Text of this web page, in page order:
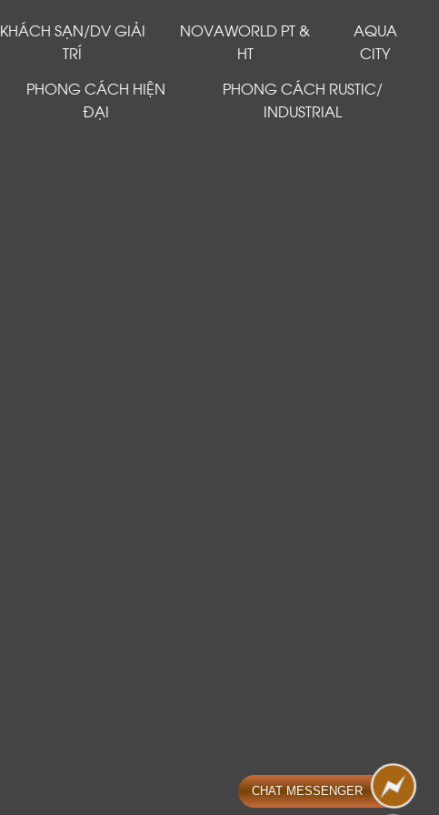
KHÁCH SẠN/DV GIẢI
TRÍ
NOVAWORLD PT &
HT
AQUA
CITY
PHONG CÁCH HIỆN
ĐẠI
PHONG CÁCH RUSTIC/
INDUSTRIAL
CHAT MESSENGER